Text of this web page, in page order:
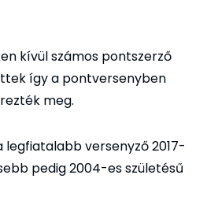
kívül számos pontszerző
így a pontversenyben
meg.
legfiatalabb versenyző 2017-
pedig 2004-es születésű